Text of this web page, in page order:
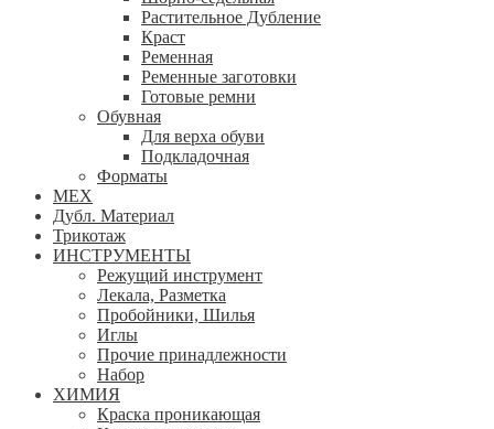
Растительное Дубление
Краст
Ременная
Ременные заготовки
Готовые ремни
Обувная
Для верха обуви
Подкладочная
Форматы
МЕХ
Дубл. Материал
Трикотаж
ИНСТРУМЕНТЫ
Режущий инструмент
Лекала, Разметка
Пробойники, Шилья
Иглы
Прочие принадлежности
Набор
ХИМИЯ
Краска проникающая